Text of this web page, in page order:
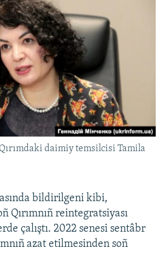
daimiy temsilcisi Tamila
bildirilgeni kibi,
Qırımnıñ reintegratsiyası
çalıştı. 2022 senesi sentâbr
azat etilmesinden soñ